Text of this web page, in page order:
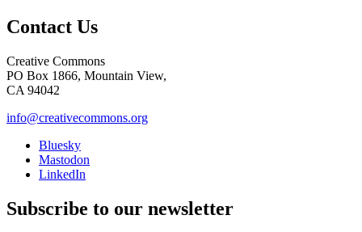
Contact Us
Creative Commons
PO Box 1866, Mountain View,
CA 94042
info@creativecommons.org
Bluesky
Mastodon
LinkedIn
Subscribe to our newsletter